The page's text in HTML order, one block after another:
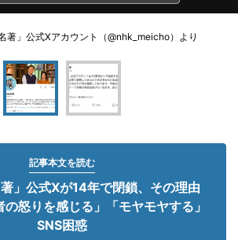
著」公式Xアカウント（@nhk_meicho）より
記事本文を読む
」公式Xが14年で閉鎖、その理由
怒りを感じる」「モヤモヤする」
SNS困惑